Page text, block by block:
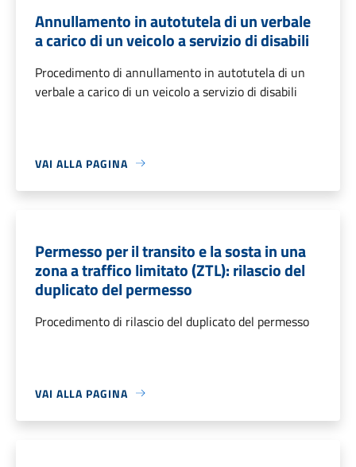
Annullamento in autotutela di un verbale
a carico di un veicolo a servizio di disabili
Procedimento di annullamento in autotutela di un
verbale a carico di un veicolo a servizio di disabili
VAI ALLA PAGINA
Permesso per il transito e la sosta in una
zona a traffico limitato (ZTL): rilascio del
duplicato del permesso
Procedimento di rilascio del duplicato del permesso
VAI ALLA PAGINA